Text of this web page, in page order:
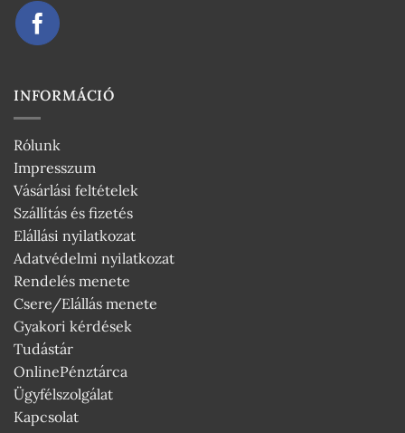
INFORMÁCIÓ
Rólunk
Impresszum
Vásárlási feltételek
Szállítás és fizetés
Elállási nyilatkozat
Adatvédelmi nyilatkozat
Rendelés menete
Csere/Elállás menete
Gyakori kérdések
Tudástár
OnlinePénztárca
Ügyfélszolgálat
Kapcsolat